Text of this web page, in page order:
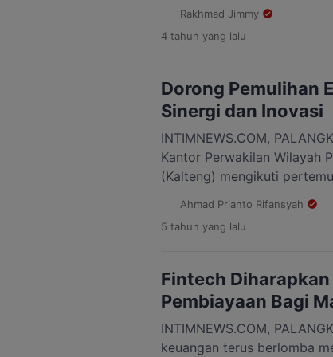
itu dapat menjadi kantor
Halikin mengaku sudah
Namun surat balasan […]
Rakhmad Jimmy
4 tahun yang lalu
Dorong Pemulihan
Sinergi dan Inovasi
INTIMNEWS.COM,
Kantor Perwakilan Wilayah
(Kalteng) mengikuti
Adapun tema dari
Bangkit & Optimis: Sinergi &
Perwakilan Kantor Wilayah
sambutannya […]
Ahmad Prianto Rifansyah
5 tahun yang lalu
Fintech
Pembiayaan Bagi
INTIMNEWS.COM,
keuangan terus berlomba